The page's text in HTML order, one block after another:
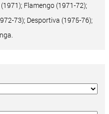
Flamengo (1971-72);
73); Desportiva (1975-76);